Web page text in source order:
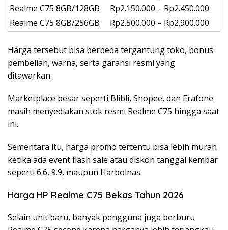
Realme C75 8GB/128GB
Rp2.150.000 – Rp2.450.000
Realme C75 8GB/256GB
Rp2.500.000 – Rp2.900.000
Harga tersebut bisa berbeda tergantung toko, bonus
pembelian, warna, serta garansi resmi yang
ditawarkan.
Marketplace besar seperti Blibli, Shopee, dan Erafone
masih menyediakan stok resmi Realme C75 hingga saat
ini.
Sementara itu, harga promo tertentu bisa lebih murah
ketika ada event flash sale atau diskon tanggal kembar
seperti 6.6, 9.9, maupun Harbolnas.
Harga HP Realme C75 Bekas Tahun 2026
Selain unit baru, banyak pengguna juga berburu